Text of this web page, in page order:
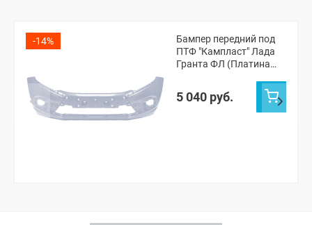
-14%
Бампер передний под
ПТФ "Кампласт" Лада
Гранта ФЛ (Платина
5 040 руб.